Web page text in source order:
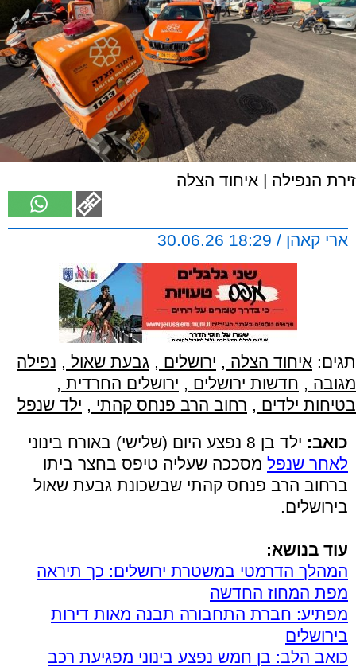
זירת הנפילה | איחוד הצלה
ארי קאהן / 18:29 30.06.26
תגים: איחוד הצלה , ירושלים , גבעת שאול , נפילה
מגובה , חדשות ירושלים , ירושלים החרדית ,
בטיחות ילדים , רחוב הרב פנחס קהתי , ילד שנפל
כואב: ילד בן 8 נפצע היום (שלישי) באורח בינוני
לאחר שנפל מסככה שעליה טיפס בחצר ביתו
ברחוב הרב פנחס קהתי שבשכונת גבעת שאול
בירושלים.
עוד בנושא:
המהלך הדרמטי במשטרת ירושלים: כך תיראה
מפת המחוז החדשה
מפתיע: חברת התחבורה תבנה מאות דירות
בירושלים
כואב הלב: בן חמש נפצע בינוני מפגיעת רכב